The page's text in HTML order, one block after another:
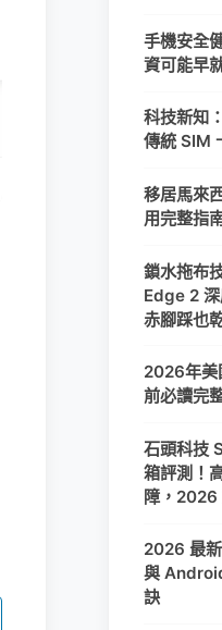
手機安全
資可能早
科技新知
傳統 SIM
移居馬來
用完整指
鎖水拖布
Edge 2
赤腳踩也
2026年美
前必讀完
石頭科技
箱評測！
障，2026
2026 最
與
訣